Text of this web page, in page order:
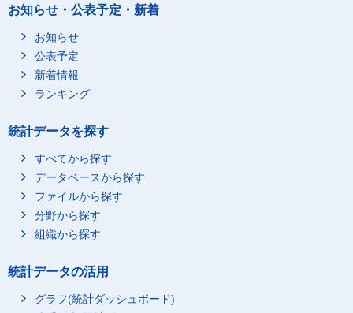
お知らせ・公表予定・新着
お知らせ
公表予定
新着情報
ランキング
統計データを探す
すべてから探す
データベースから探す
ファイルから探す
分野から探す
組織から探す
統計データの活用
グラフ(統計ダッシュボード)